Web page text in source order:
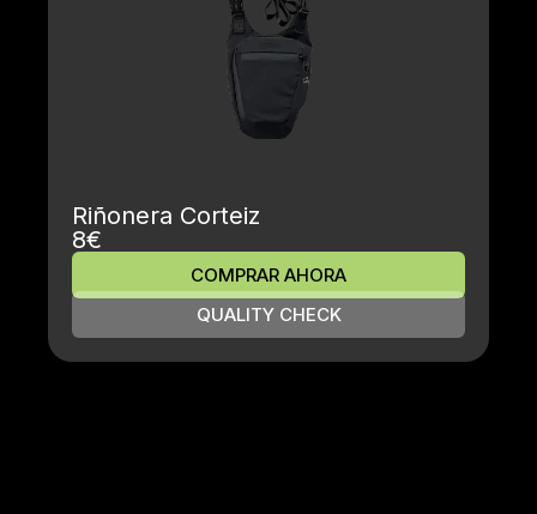
Riñonera Corteiz
8€
COMPRAR AHORA
QUALITY CHECK